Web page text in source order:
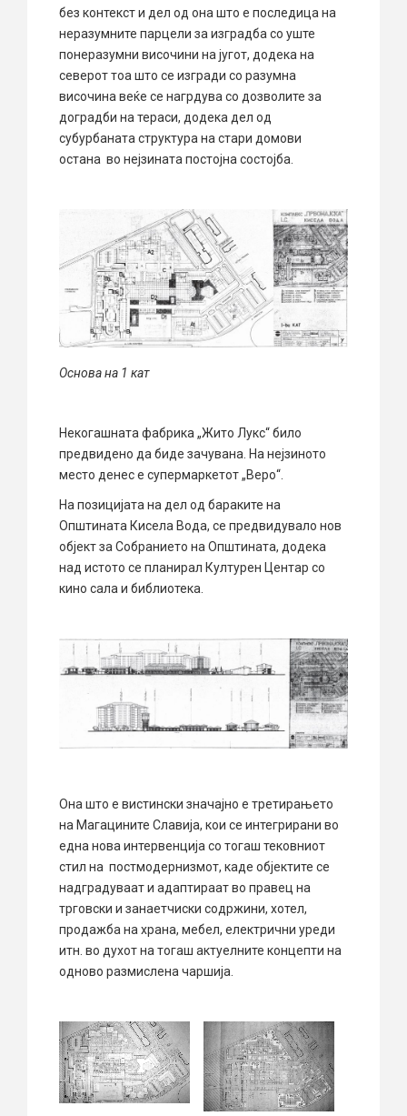
без контекст и дел од она што е последица на
неразумните парцели за изградба со уште
понеразумни височини на југот, додека на
северот тоа што се изгради со разумна
височина веќе се нагрдува со дозволите за
доградби на тераси, додека дел од
субурбаната структура на стари домови
остана во нејзината постојна состојба.
Основа на 1 кат
Некогашната фабрика „Жито Лукс“ било
предвидено да биде зачувана. На нејзиното
место денес е супермаркетот „Веро“.
На позицијата на дел од бараките на
Општината Кисела Вода, се предвидувало нов
објект за Собранието на Општината, додека
над истото се планирал Културен Центар со
кино сала и библиотека.
Она што е вистински значајно е третирањето
на Магацините Славија, кои се интегрирани во
една нова интервенција со тогаш тековниот
стил на постмодернизмот, каде објектите се
надградуваат и адаптираат во правец на
трговски и занаетчиски содржини, хотел,
продажба на храна, мебел, електрични уреди
итн. во духот на тогаш актуелните концепти на
одново размислена чаршија.